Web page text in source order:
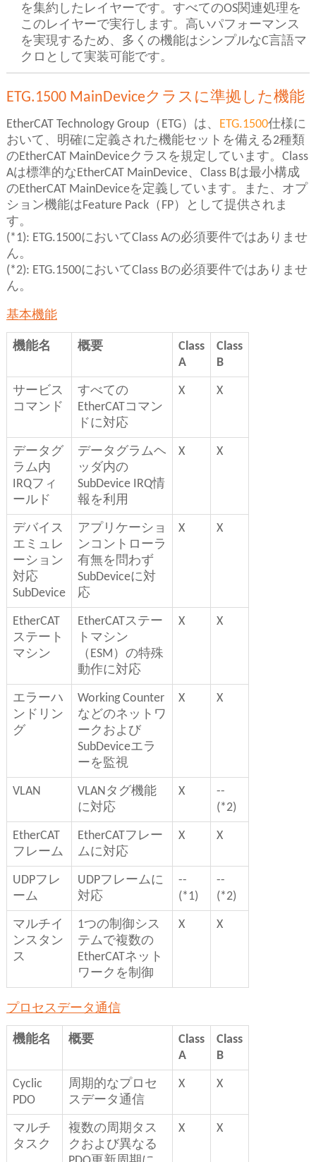
を集約したレイヤーです。すべてのOS関連処理を
このレイヤーで実行します。高いパフォーマンス
を実現するため、多くの機能はシンプルなC言語マ
クロとして実装可能です。
ETG.1500 MainDeviceクラスに準拠した機能
EtherCAT Technology Group（ETG）は、 ETG.1500仕様に
おいて、明確に定義された機能セットを備える2種類
のEtherCAT MainDeviceクラスを規定しています。Class
Aは標準的なEtherCAT MainDevice、Class Bは最小構成
のEtherCAT MainDeviceを定義しています。また、オプ
ション機能はFeature Pack（FP）として提供されま
す。
(*1): ETG.1500においてClass Aの必須要件ではありませ
ん。
(*2): ETG.1500においてClass Bの必須要件ではありませ
ん。
基本機能
機能名 概要
Class
A
Class
B
サービス
コマンド
すべての
EtherCATコマン
ドに対応
X X
データグ
ラム内
IRQフィ
ールド
データグラムヘ
ッダ内の
SubDevice IRQ情
報を利用
X X
デバイス
エミュレ
ーション
対応
SubDevice
アプリケーショ
ンコントローラ
有無を問わず
SubDeviceに対
応
X X
EtherCAT
ステート
マシン
EtherCATステー
トマシン
（ESM）の特殊
動作に対応
X X
エラーハ
ンドリン
グ
Working Counter
などのネットワ
ークおよび
SubDeviceエラ
ーを監視
X X
VLAN
VLANタグ機能
に対応
X
--
(*2)
EtherCAT
フレーム
EtherCATフレー
ムに対応
X X
UDPフレ
ーム
UDPフレームに
対応
--
(*1)
--
(*2)
マルチイ
ンスタン
ス
1つの制御シス
テムで複数の
EtherCATネット
ワークを制御
X X
プロセスデータ通信
機能名 概要
Class
A
Class
B
Cyclic
PDO
周期的なプロセ
スデータ通信
X X
マルチ
タスク
複数の周期タス
クおよび異なる
X X